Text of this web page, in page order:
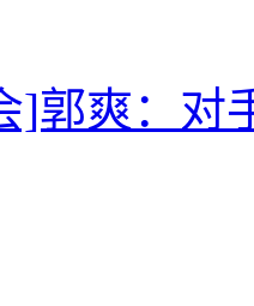
]郭爽：对